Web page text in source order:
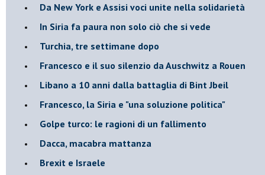
Da New York e Assisi voci unite nella solidarietà
In Siria fa paura non solo ciò che si vede
Turchia, tre settimane dopo
Francesco e il suo silenzio da Auschwitz a Rouen
Libano a 10 anni dalla battaglia di Bint Jbeil
Francesco, la Siria e "una soluzione politica"
Golpe turco: le ragioni di un fallimento
Dacca, macabra mattanza
Brexit e Israele